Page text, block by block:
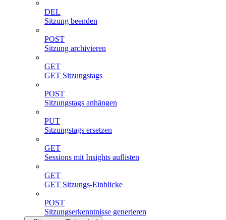
DEL
Sitzung beenden
POST
Sitzung archivieren
GET
GET Sitzungstags
POST
Sitzungstags anhängen
PUT
Sitzungstags ersetzen
GET
Sessions mit Insights auflisten
GET
GET Sitzungs-Einblicke
POST
Sitzungserkenntnisse generieren